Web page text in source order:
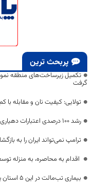
پربحث ترین
تکمیل زیرساخت‌های منطقه
گرفت
تولایی: کیفیت نان و مقابله
رشد ۱۰۰ درصدی اعتبارات دهیاری‌های مازندران
ترامپ نمی‌تواند ایران را به
اقدام به محاصره، به منزله
بیماری تب‌مالت در این ۵ استان پیشتاز است